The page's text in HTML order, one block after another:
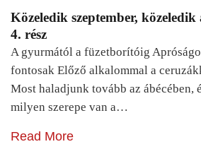
Közeledik szeptember, közeledik
4. rész
A gyurmától a füzetborítóig
fontosak Előző alkalommal a
Most haladjunk tovább az ábécében,
milyen szerepe van a…
Read More